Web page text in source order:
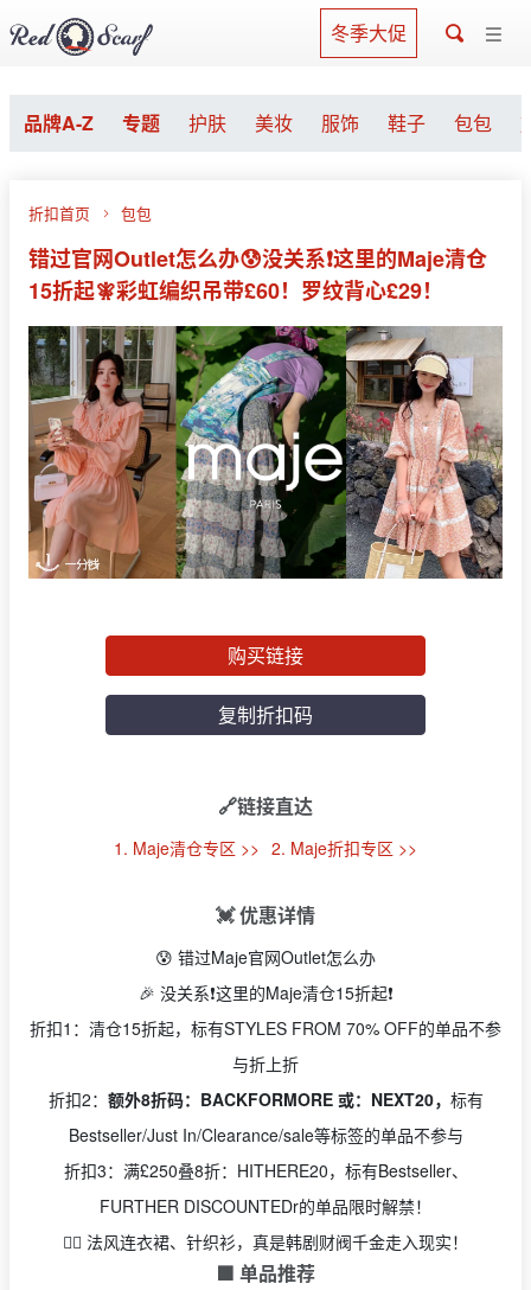
冬季大促
品牌A-Z 专题 护肤 美妆 服饰 鞋子 包包
折扣首页 包包
错过官网Outlet怎么办😰没关系❗️这里的Maje清仓
15折起🧚彩虹编织吊带£60！罗纹背心£29！
购买链接
复制折扣码
🔗链接直达
1. Maje清仓专区 >> 2. Maje折扣专区 >>
💓 优惠详情
😰 错过Maje官网Outlet怎么办
🎉 没关系❗️这里的Maje清仓15折起❗️
折扣1：清仓15折起，标有STYLES FROM 70% OFF的单品不参
与折上折
折扣2： 额外8折码：BACKFORMORE 或：NEXT20， 标有
Bestseller/Just In/Clearance/sale等标签的单品不参与
折扣3：满£250叠8折：HITHERE20，标有Bestseller、
FURTHER DISCOUNTEDr的单品限时解禁！
🧚‍♂️ 法风连衣裙、针织衫，真是韩剧财阀千金走入现实！
🟩 单品推荐